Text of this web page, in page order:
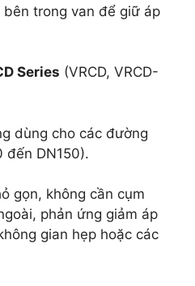
trong van để giữ áp
Series (VRCD, VRCD-
dùng cho các đường
đến DN150).
gọn, không cần cụm
phản ứng giảm áp
gian hẹp hoặc các